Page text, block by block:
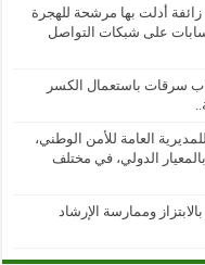
أدلت بها مرشحة للهجرة
على شبكات التواصل
سرقات باستعمال الكسر
العامة للأمن الوطني،
الدولي، في مختلف
وممارسة الإرشاد